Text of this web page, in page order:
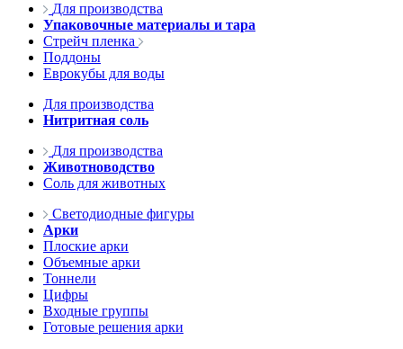
Для производства
Упаковочные материалы и тара
Стрейч пленка
Поддоны
Еврокубы для воды
Для производства
Нитритная соль
Для производства
Животноводство
Соль для животных
Светодиодные фигуры
Арки
Плоские арки
Объемные арки
Тоннели
Цифры
Входные группы
Готовые решения арки